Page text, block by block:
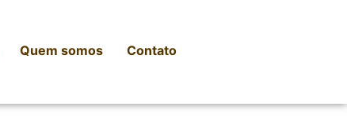
Quem somos Contato